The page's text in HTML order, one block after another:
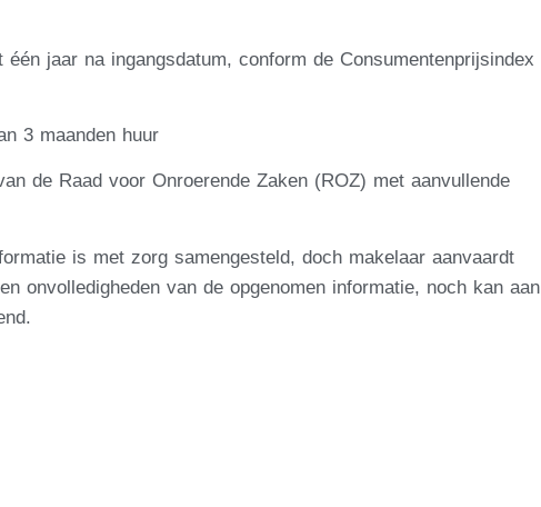
jaar na ingangsdatum, conform de Consumentenprijsindex
3 maanden huur
de Raad voor Onroerende Zaken (ROZ) met aanvullende
is met zorg samengesteld, doch makelaar aanvaardt
onvolledigheden van de opgenomen informatie, noch kan aan